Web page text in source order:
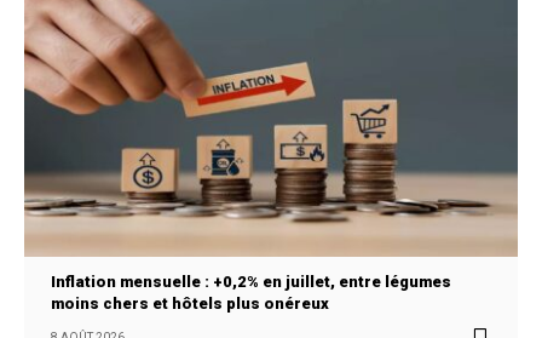
Inflation mensuelle : +0,2% en juillet, entre légumes
moins chers et hôtels plus onéreux